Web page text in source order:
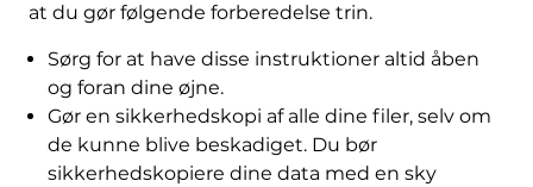
at du gør følgende forberedelse trin.
Sørg for at have disse instruktioner altid åben
og foran dine øjne.
Gør en sikkerhedskopi af alle dine filer, selv om
de kunne blive beskadiget. Du bør
sikkerhedskopiere dine data med en sky